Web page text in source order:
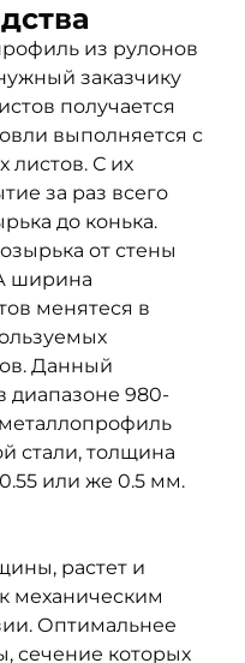
из рулонов
заказчику
получается
выполняется с
листов. С их
за раз всего
до конька.
от стены
ширина
менятеся в
Данный
диапазоне 980-
стали, толщина
0.55 или же 0.5 мм.
растет и
механическим
Оптимальнее
сечение которых